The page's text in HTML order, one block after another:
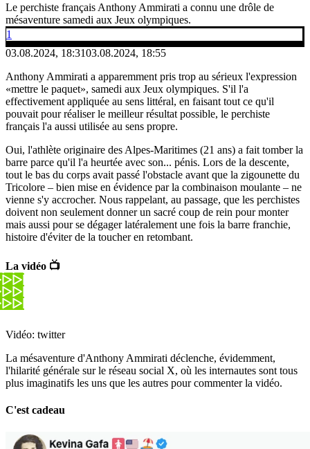
Le perchiste français Anthony Ammirati a connu une drôle de
mésaventure samedi aux Jeux olympiques.
1
03.08.2024, 18:3103.08.2024, 18:55
Anthony Ammirati a apparemment pris trop au sérieux l'expression
«mettre le paquet», samedi aux Jeux olympiques. S'il l'a
effectivement appliquée au sens littéral, en faisant tout ce qu'il
pouvait pour réaliser le meilleur résultat possible, le perchiste
français l'a aussi utilisée au sens propre.
Oui, l'athlète originaire des Alpes-Maritimes (21 ans) a fait tomber la
barre parce qu'il l'a heurtée avec son... pénis. Lors de la descente,
tout le bas du corps avait passé l'obstacle avant que la zigounette du
Tricolore – bien mise en évidence par la combinaison moulante – ne
vienne s'y accrocher. Nous rappelant, au passage, que les perchistes
doivent non seulement donner un sacré coup de rein pour monter
mais aussi pour se dégager latéralement une fois la barre franchie,
histoire d'éviter de la toucher en retombant.
La vidéo 📺
Vidéo: twitter
La mésaventure d'Anthony Ammirati déclenche, évidemment,
l'hilarité générale sur le réseau social X, où les internautes sont tous
plus imaginatifs les uns que les autres pour commenter la vidéo.
C'est cadeau